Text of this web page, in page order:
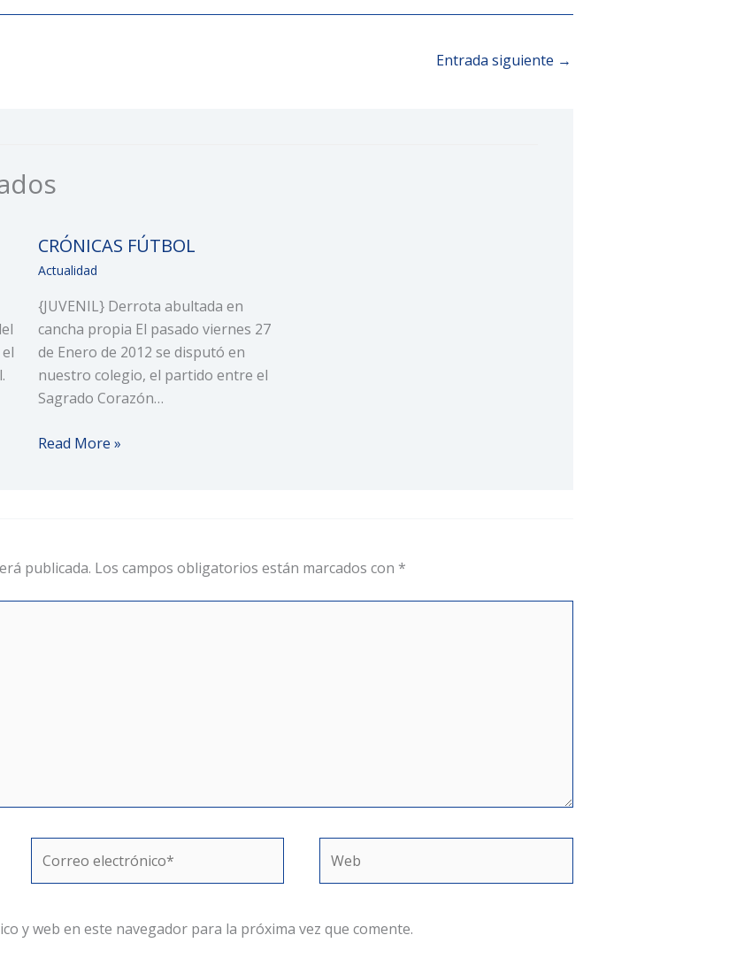
Entrada siguiente →
CRÓNICAS FÚTBOL
Actualidad
{JUVENIL} Derrota abultada en
cancha propia El pasado viernes 27
de Enero de 2012 se disputó en
nuestro colegio, el partido entre el
Sagrado Corazón…
Read More »
publicada. Los campos obligatorios están marcados con *
electrónico*
y web en este navegador para la próxima vez que comente.